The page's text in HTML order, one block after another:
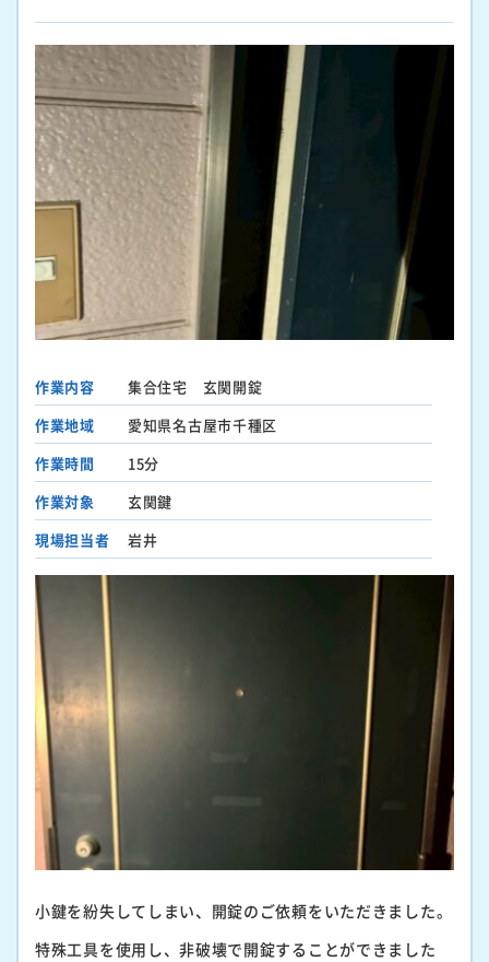
作業内容
集合住宅 玄関開錠
作業地域
愛知県名古屋市千種区
作業時間
15分
作業対象
玄関鍵
現場担当者
岩井
小鍵を紛失してしまい、開錠のご依頼をいただきました。
特殊工具を使用し、非破壊で開錠することができました